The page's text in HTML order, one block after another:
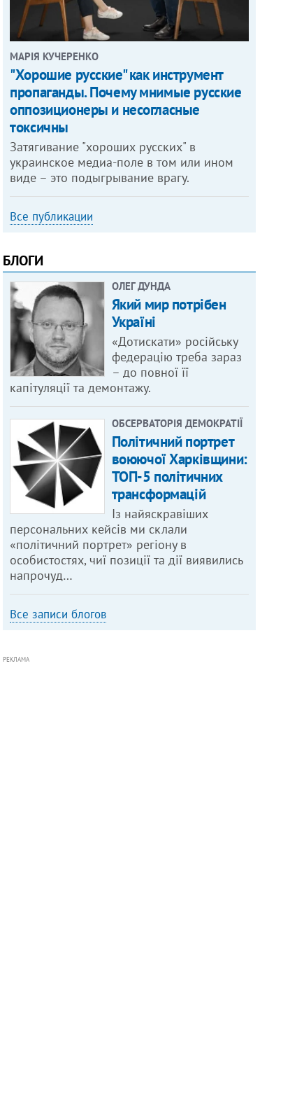
МАРІЯ КУЧЕРЕНКО
"Хорошие русские" как инструмент
пропаганды. Почему мнимые русские
оппозиционеры и несогласные
токсичны
Затягивание "хороших русских" в
украинское медиа-поле в том или ином
виде – это подыгрывание врагу.
Все публикации
БЛОГИ
ОЛЕГ ДУНДА
Який мир потрібен
Україні
«Дотискати» російську
федерацію треба зараз
– до повної її
капітуляції та демонтажу.
ОБСЕРВАТОРІЯ ДЕМОКРАТІЇ
Політичний портрет
воюючої Харківщини:
ТОП-5 політичних
трансформацій
Із найяскравіших
персональних кейсів ми склали
«політичний портрет» регіону в
особистостях, чиї позиції та дії виявились
напрочуд…
Все записи блогов
РЕКЛАМА